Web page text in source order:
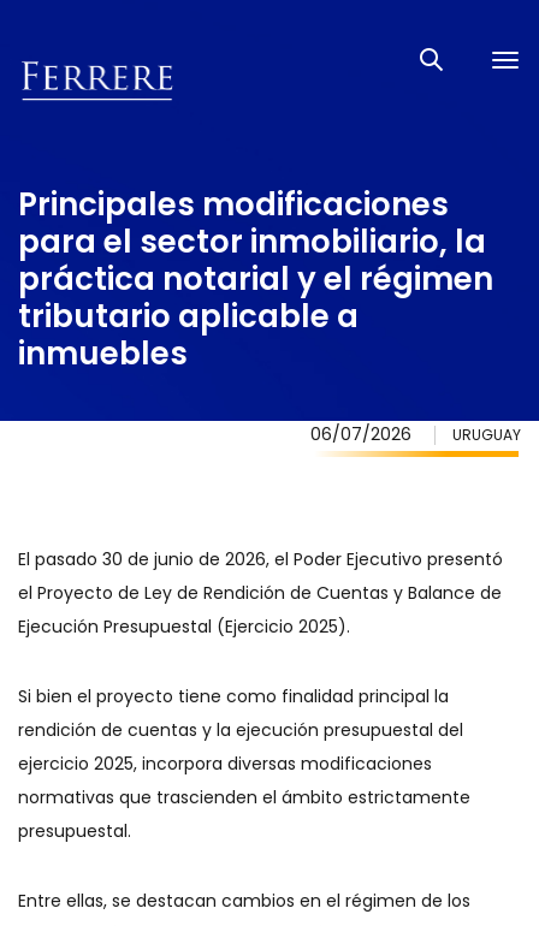
Principales modificaciones
para el sector inmobiliario, la
práctica notarial y el régimen
tributario aplicable a
inmuebles
06/07/2026 URUGUAY
El pasado 30 de junio de 2026, el Poder Ejecutivo presentó
el Proyecto de Ley de Rendición de Cuentas y Balance de
Ejecución Presupuestal (Ejercicio 2025).
Si bien el proyecto tiene como finalidad principal la
rendición de cuentas y la ejecución presupuestal del
ejercicio 2025, incorpora diversas modificaciones
normativas que trascienden el ámbito estrictamente
presupuestal.
Entre ellas, se destacan cambios en el régimen de los